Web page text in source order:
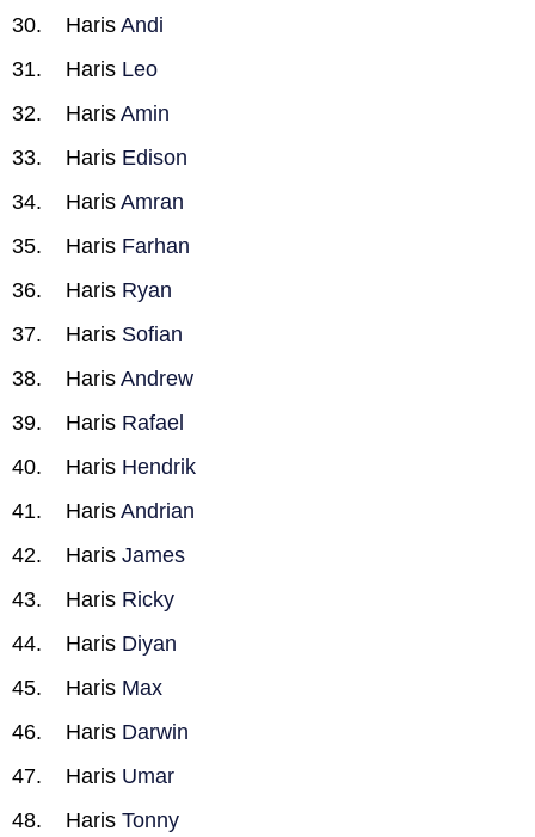
Haris Andi
Haris Leo
Haris Amin
Haris Edison
Haris Amran
Haris Farhan
Haris Ryan
Haris Sofian
Haris Andrew
Haris Rafael
Haris Hendrik
Haris Andrian
Haris James
Haris Ricky
Haris Diyan
Haris Max
Haris Darwin
Haris Umar
Haris Tonny